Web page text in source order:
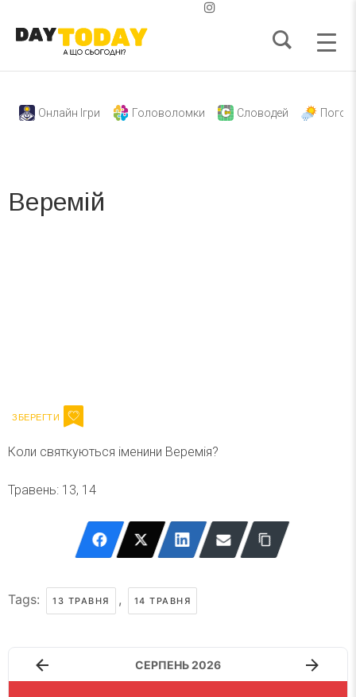
Онлайн Ігри Головоломки Словодей
Веремій
Коли святкуються іменини Веремія?
Травень: 13, 14
Tags: 13 ТРАВНЯ , 14 ТРАВНЯ
СЕРПЕНЬ 2026